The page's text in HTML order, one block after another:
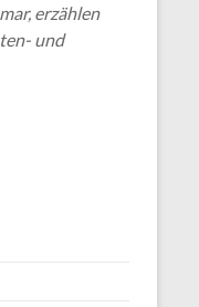
erzählen
und